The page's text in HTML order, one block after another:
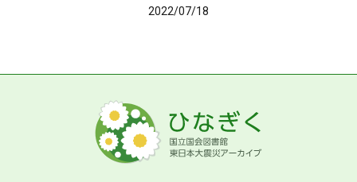
2022/07/18